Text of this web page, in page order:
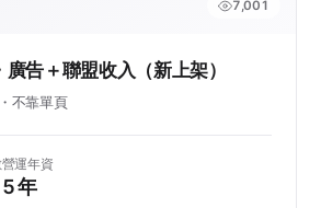
7,001
告＋聯盟收入（新上架）
不靠單頁
營運年資
5 年